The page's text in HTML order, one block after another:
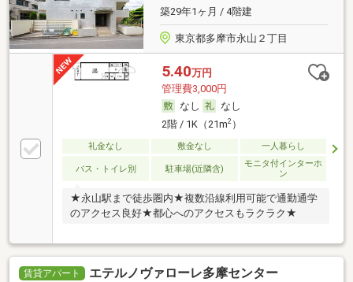
築29年1ヶ月 / 4階建
東京都多摩市永山２丁目
5.40万円
管理費3,000円
なし
なし
2階 / 1K（21m2）
礼金なし 敷金なし 一人暮らし
バス・トイレ別 駐車場(近隣含)
モニタ付インターホ
ン
★永山駅まで徒歩圏内★複数沿線利用可能で通勤通学
のアクセス良好★都心へのアクセスもラクラク★
賃貸アパート エテルノヴァローレ多摩センター